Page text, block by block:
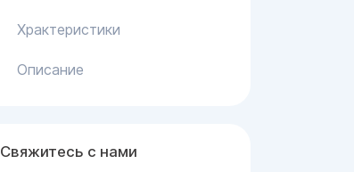
Храктеристики
Описание
Свяжитесь с нами